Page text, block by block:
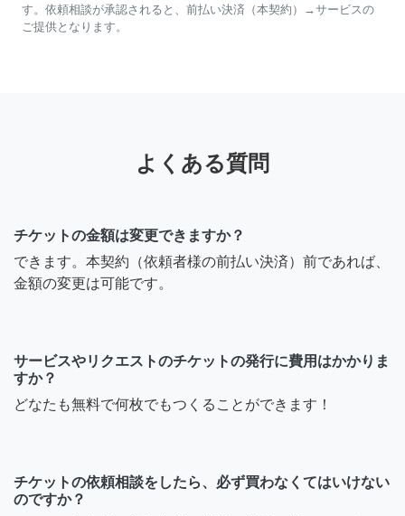
す。依頼相談が承認されると、前払い決済（本契約）→サービスの
ご提供となります。
よくある質問
チケットの金額は変更できますか？
できます。本契約（依頼者様の前払い決済）前であれば、
金額の変更は可能です。
サービスやリクエストのチケットの発行に費用はかかりま
すか？
どなたも無料で何枚でもつくることができます！
チケットの依頼相談をしたら、必ず買わなくてはいけない
のですか？